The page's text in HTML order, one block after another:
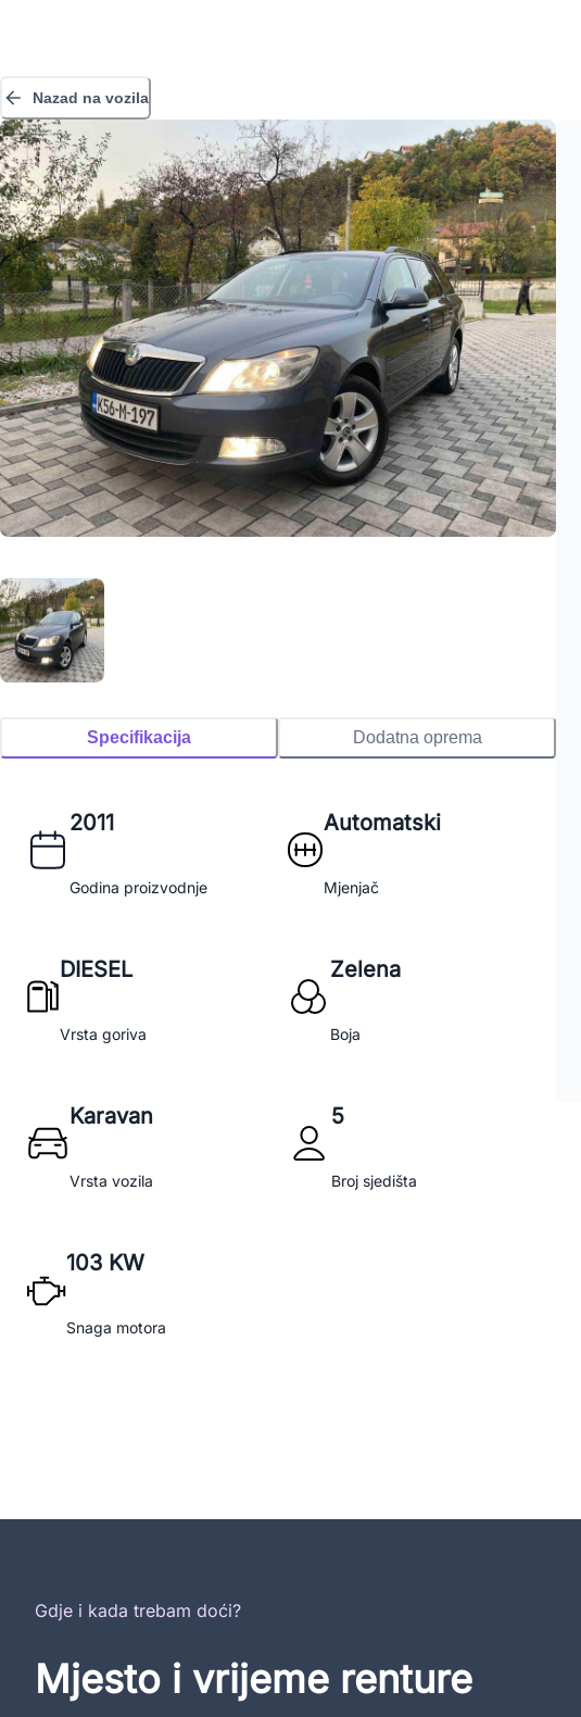
Nazad na vozila
Specifikacija Dodatna oprema
2011
Godina proizvodnje
Automatski
Mjenjač
DIESEL
Vrsta goriva
Zelena
Boja
Karavan
Vrsta vozila
5
Broj sjedišta
103 KW
Snaga motora
Gdje i kada trebam doći?
Mjesto i vrijeme renture